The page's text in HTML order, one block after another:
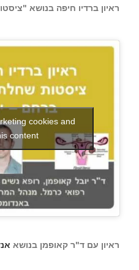
ראיון ברדיו חיפה בנושא
cookies and
content
ראיון עם ד"ר קאופמן בנושא